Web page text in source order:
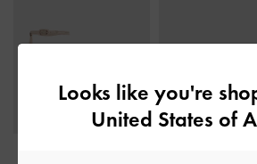
Looks like you're
United States of